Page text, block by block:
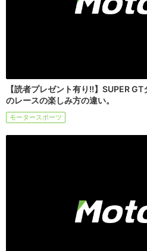
【読者プレゼント有り!!】SUPER
のレースの楽しみ方の違い。
モータースポーツ